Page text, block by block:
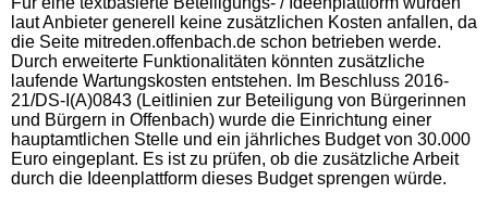
laut Anbieter generell keine zusätzlichen Kosten anfallen, da
die Seite mitreden.offenbach.de schon betrieben werde.
Durch erweiterte Funktionalitäten könnten zusätzliche
laufende Wartungskosten entstehen. Im Beschluss 2016-
21/DS-I(A)0843 (Leitlinien zur Beteiligung von Bürgerinnen
und Bürgern in Offenbach) wurde die Einrichtung einer
hauptamtlichen Stelle und ein jährliches Budget von 30.000
Euro eingeplant. Es ist zu prüfen, ob die zusätzliche Arbeit
durch die Ideenplattform dieses Budget sprengen würde.